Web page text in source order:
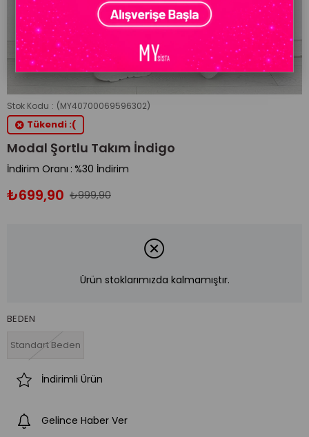
Stok Kodu (MY40700069596302)
Tükendi :(
Modal Şortlu Takım İndigo
İndirim Oranı : %30 İndirim
₺999,90
₺699,90
Ürün stoklarımızda kalmamıştır.
BEDEN
Standart Beden
İndirimli Ürün
Gelince Haber Ver